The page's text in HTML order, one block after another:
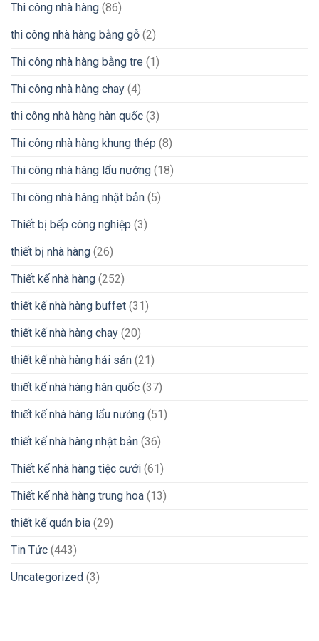
Thi công nhà hàng (86)
thi công nhà hàng bằng gỗ (2)
Thi công nhà hàng bằng tre (1)
Thi công nhà hàng chay (4)
thi công nhà hàng hàn quốc (3)
Thi công nhà hàng khung thép (8)
Thi công nhà hàng lẩu nướng (18)
Thi công nhà hàng nhật bản (5)
Thiết bị bếp công nghiệp (3)
thiết bị nhà hàng (26)
Thiết kế nhà hàng (252)
thiết kế nhà hàng buffet (31)
thiết kế nhà hàng chay (20)
thiết kế nhà hàng hải sản (21)
thiết kế nhà hàng hàn quốc (37)
thiết kế nhà hàng lẩu nướng (51)
thiết kế nhà hàng nhật bản (36)
Thiết kế nhà hàng tiệc cưới (61)
Thiết kế nhà hàng trung hoa (13)
thiết kế quán bia (29)
Tin Tức (443)
Uncategorized (3)